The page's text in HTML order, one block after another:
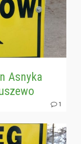
Asnyka
1